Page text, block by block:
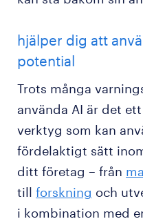
hjälper dig att
potential
Trots många
använda AI är det
verktyg som kan
fördelaktigt sätt
ditt företag – från
till forskning och
i kombination med